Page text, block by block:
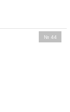
№ 44